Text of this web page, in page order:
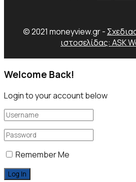
© 2021 moneyview.gr -
ιστοσελίδας: ASK
Welcome Back!
Login to your account below
Remember Me